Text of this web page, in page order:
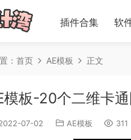
插件合集 软
： 首页 AE模板 正文
模板-20个二维卡
07-02 AE模板 311